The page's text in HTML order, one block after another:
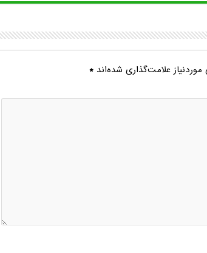
علامت‌گذاری شده‌اند*